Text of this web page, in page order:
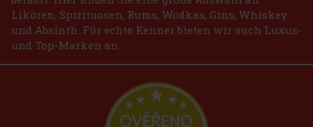
Likören, Spirituosen, Rums, Wodkas, Gins, Whiskey
und Absinth. Für echte Kenner bieten wir auch Luxus-
und Top-Marken an.